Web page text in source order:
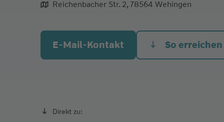
Mi.
09:00 - 12:00
14:00 -
Do. Heute
09:00 - 12:00
14:00 -
Reichenbacher Str. 2, 78564 Wehingen
E-Mail-Kontakt So erreichen
Direkt zu: